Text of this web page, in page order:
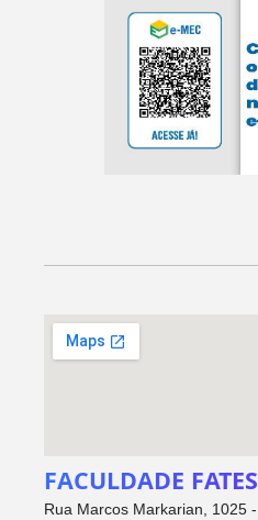
FACULDADE
Rua Marcos Markarian, 1025